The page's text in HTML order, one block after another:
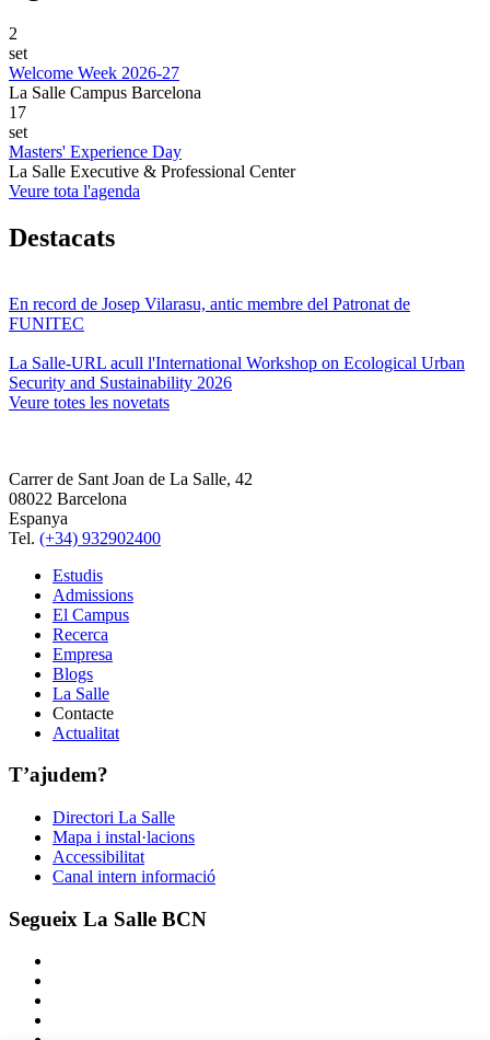
2
set
Welcome Week 2026-27
La Salle Campus Barcelona
17
set
Masters' Experience Day
La Salle Executive & Professional Center
Veure tota l'agenda
Destacats
En record de Josep Vilarasu, antic membre del Patronat de
FUNITEC
La Salle-URL acull l'International Workshop on Ecological Urban
Security and Sustainability 2026
Veure totes les novetats
Carrer de Sant Joan de La Salle, 42
08022 Barcelona
Espanya
Tel. (+34) 932902400
Estudis
Admissions
El Campus
Recerca
Empresa
Blogs
La Salle
Contacte
Actualitat
T’ajudem?
Directori La Salle
Mapa i instal·lacions
Accessibilitat
Canal intern informació
Segueix La Salle BCN